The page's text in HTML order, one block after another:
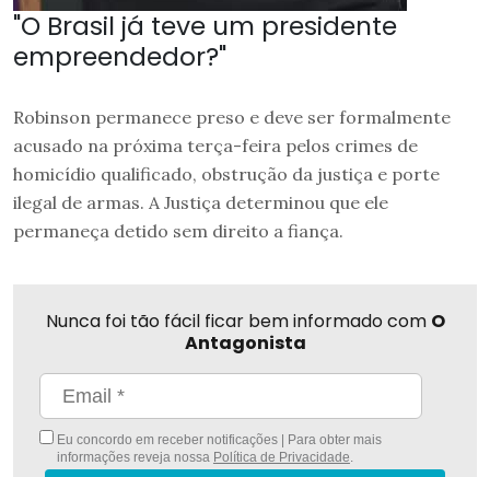
"O Brasil já teve um presidente
empreendedor?"
Robinson permanece preso e deve ser formalmente
acusado na próxima terça-feira pelos crimes de
homicídio qualificado, obstrução da justiça e porte
ilegal de armas. A Justiça determinou que ele
permaneça detido sem direito a fiança.
Nunca foi tão fácil ficar bem informado com O
Antagonista
Eu concordo em receber notificações | Para obter mais
informações reveja nossa Política de Privacidade.